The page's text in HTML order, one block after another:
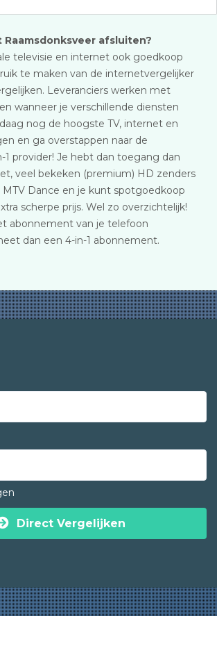
Raamsdonksveer afsluiten?
televisie en internet ook goedkoop
te maken van de internetvergelijker
Leveranciers werken met
wanneer je verschillende diensten
nog de hoogste TV, internet en
en ga overstappen naar de
1 provider! Je hebt dan toegang dan
veel bekeken (premium) HD zenders
MTV Dance en je kunt spotgoedkoop
scherpe prijs. Wel zo overzichtelijk!
abonnement van je telefoon
dan een 4-in-1 abonnement.
Direct Vergelijken